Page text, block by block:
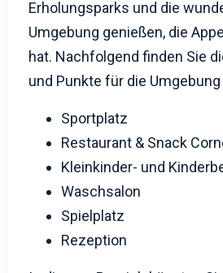
und Punkte für die Umgebung
Sportplatz
Restaurant & Snack
Kleinkinder- und
Waschsalon
Spielplatz
Rezeption
In diesem Bereich könnten
Betracht ziehen: